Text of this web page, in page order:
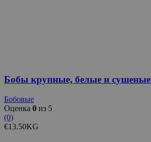
Бобы крупные, белые и сушеные
Бобовые
Оценка 0 из 5
(0)
€13.50KG